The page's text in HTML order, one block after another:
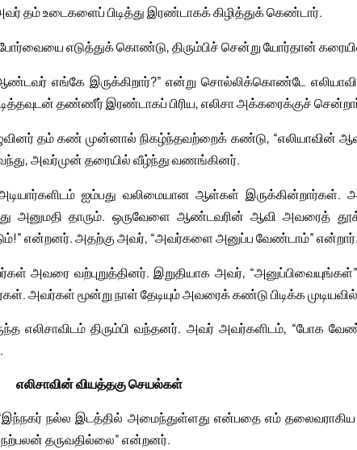
தம் உடைகளைப் பிடித்து இரண்டாகக் கிழித்துக் கெண்டார்.
போர்வையை எடுத்துக் கொண்டு, திரும்பிச் சென்று யோர்தான்
எங்கே இருக்கிறார்?” என்று சொல்லிக்கொண்டே
தண்ணீர் இரண்டாகப் பிரிய, எலிசா அக்கரைக்குச்
தம் கண் முன்னால் நிகழ்ந்தவற்றைக் கண்டு, “எலியாவின்
அவர்முன் தரையில் வீழ்ந்து வணங்கினர்.
ஐம்பது வலிமையான ஆள்கள் இருக்கின்றார்கள்.
அனுமதி தாரும். ஒருவேளை ஆண்டவரின் ஆவி அவரைத்
என்றனர். அதற்கு அவர், “அவர்களை அனுப்ப வேண்டாம்” என்றார்.
அவரை வற்புறுத்தினர். இறுதியாக அவர்,
அவர்கள் மூன்று நாள் தேடியும் அவரைக் கண்டு பிடிக்க
எலிசாவிடம் திரும்பி வந்தனர். அவர் அவர்களிடம், “போக
எலிசாவின் வியத்தகு செயல்கள்
நல்ல இடத்தில் அமைந்துள்ளது என்பதை எம்
தருவதில்லை” என்றனர்.